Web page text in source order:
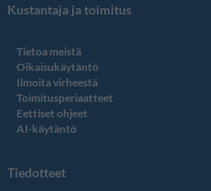
Kustantaja ja toimitus
Tietoa meistä
Oikaisukäytäntö
Ilmoita virheestä
Toimitusperiaatteet
Eettiset ohjeet
AI-käytäntö
Tiedotteet